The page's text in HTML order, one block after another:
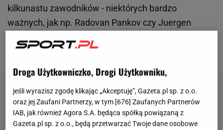
kilkunastu zawodników - niektórych bardzo
ważnych, jak np. Radovan Pankov czy Juergen
piłkarzy.
Droga Użytkowniczko, Drogi Użytkowniku,
jeśli wyrazisz zgodę klikając „Akceptuję”, Gazeta.pl sp. z o.o.
oraz jej Zaufani Partnerzy, w tym [676] Zaufanych Partnerów
IAB, jak również Agora S.A. będąca spółką powiązaną z
Gazeta.pl sp. z o.o., będą przetwarzać Twoje dane osobowe